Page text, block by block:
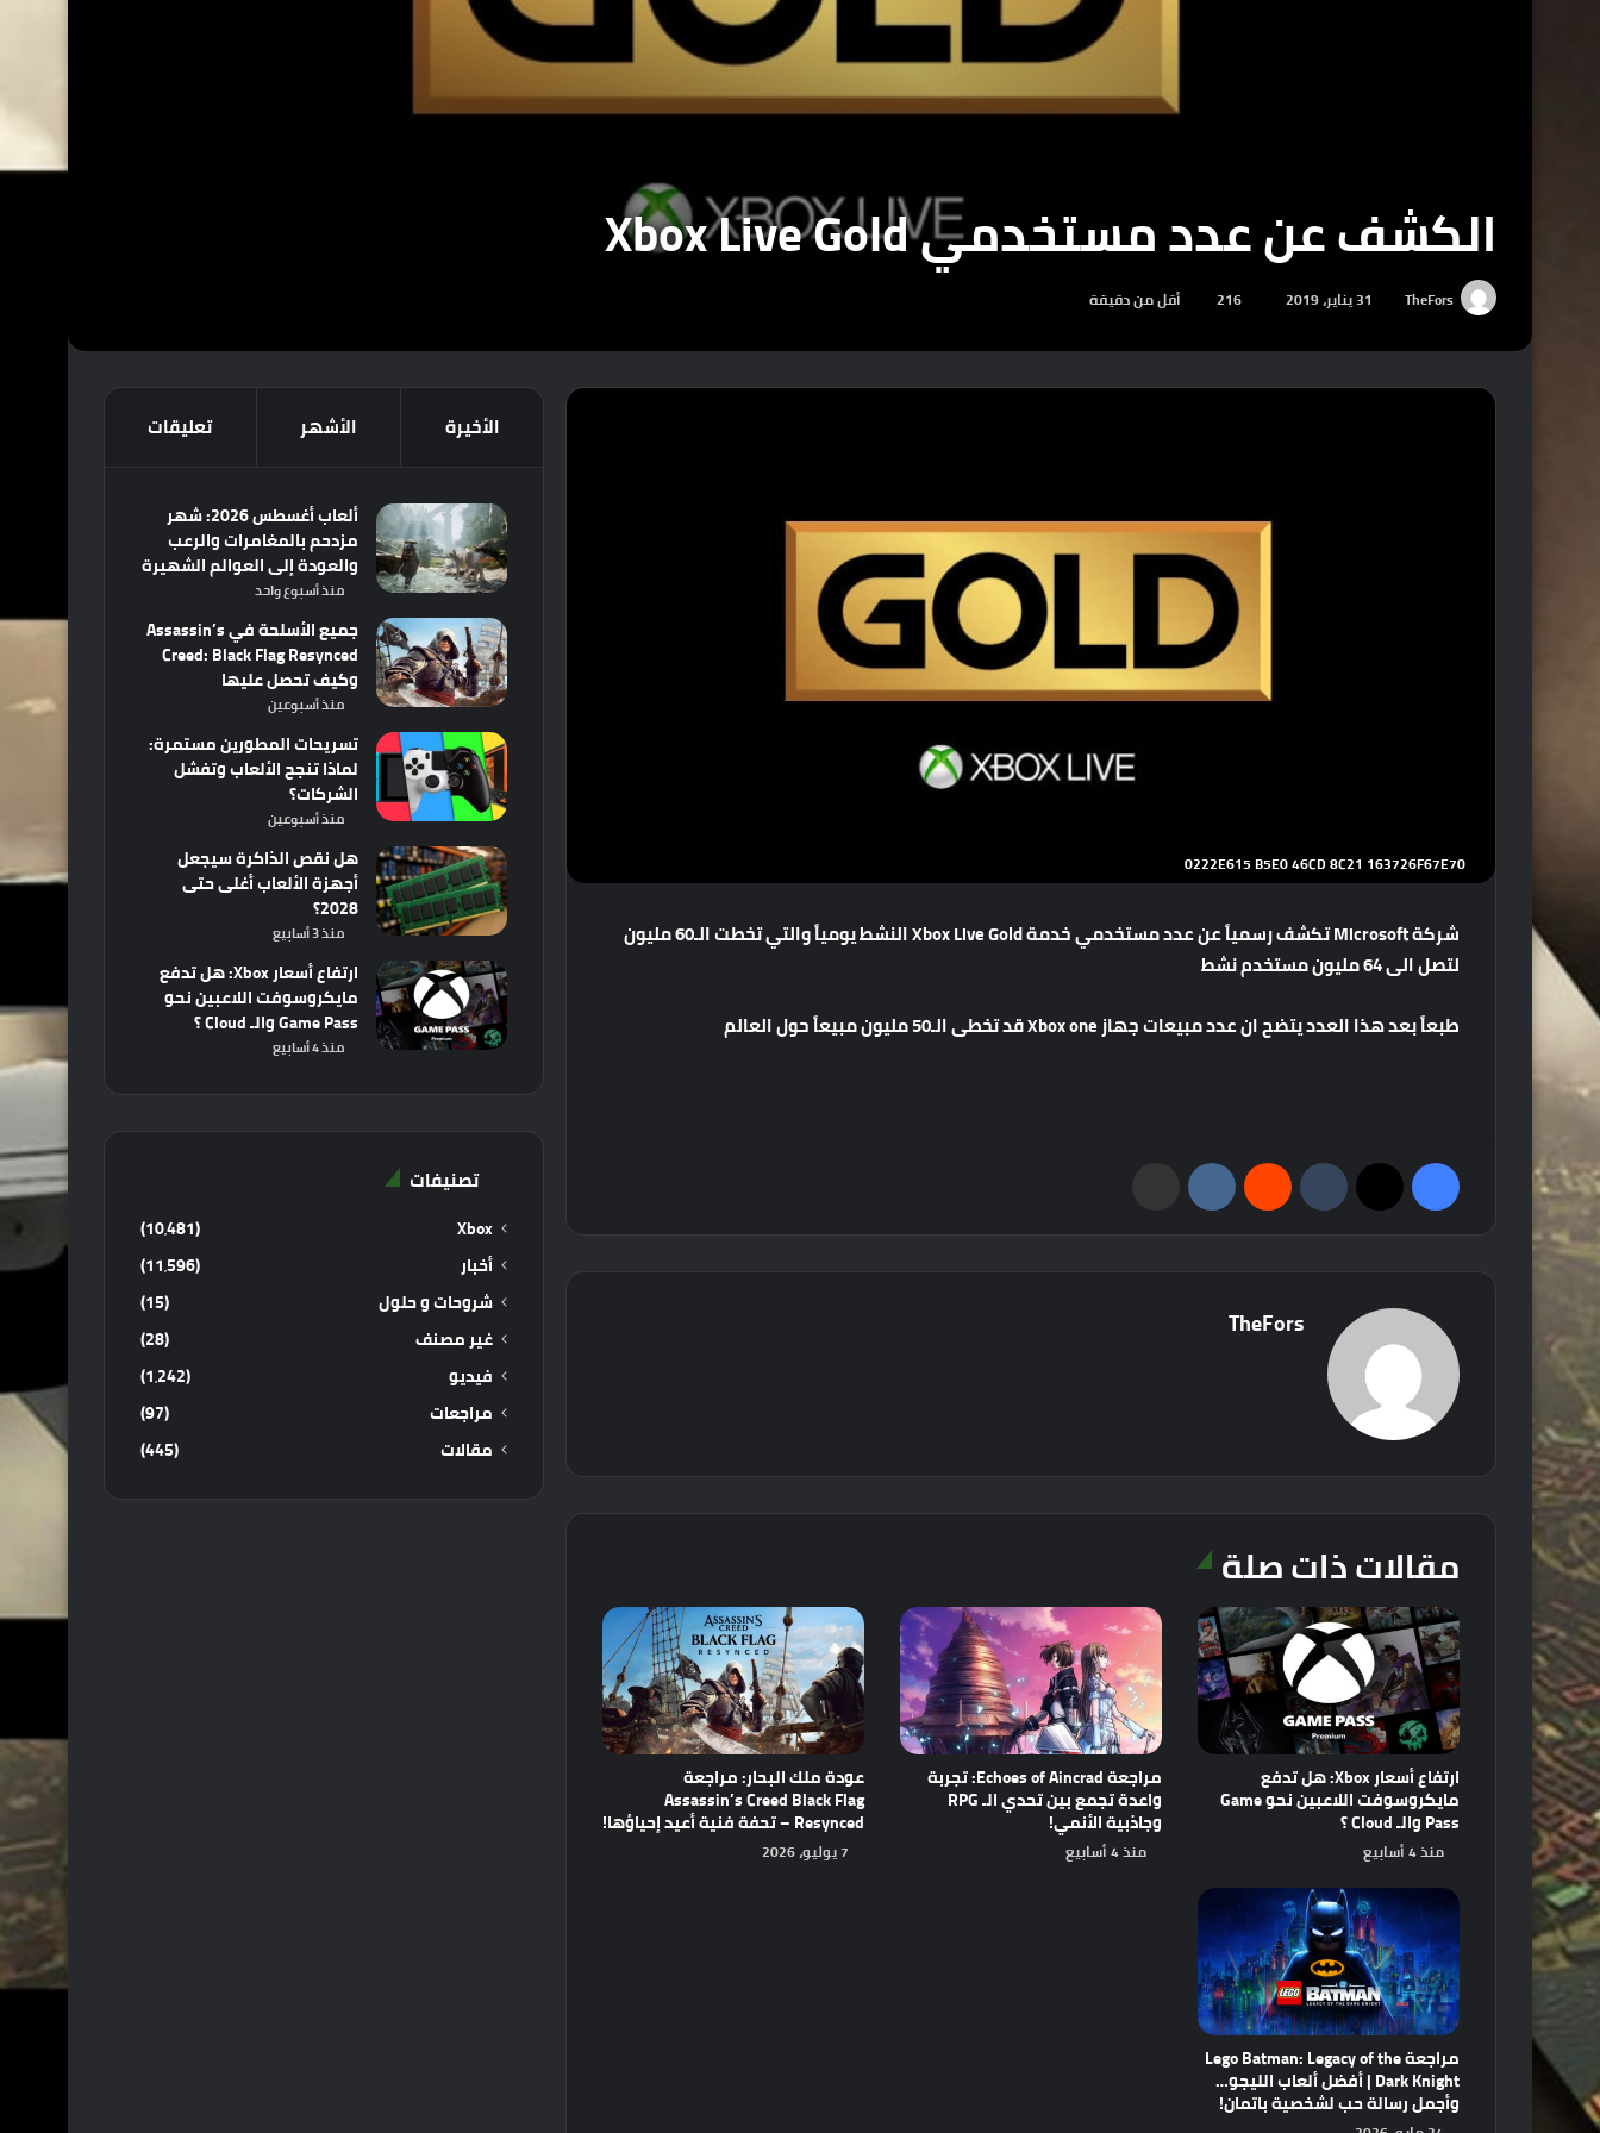
الكشف عن عدد مستخدمي Xbox Live Gold
TheFors 31 يناير، 2019 216 أقل من دقيقة
شركة Microsoft تكشف رسمياً عن عدد مستخدمي خدمة Xbox Live Gold النشط يومياً والتي تخطت الـ60 مليون
لتصل الى 64 مليون مستخدم نشط
طبعاً بعد هذا العدد يتضح ان عدد مبيعات جهاز Xbox one قد تخطى الـ50 مليون مبيعاً حول العالم
TheFors
مقالات ذات صلة
ارتفاع أسعار Xbox: هل تدفع
مايكروسوفت اللاعبين نحو Game
Pass والـ Cloud ؟
منذ 4 أسابيع
مراجعة Echoes of Aincrad: تجربة
واعدة تجمع بين تحدي الـ RPG
وجاذبية الأنمي!
منذ 4 أسابيع
عودة ملك البحار: مراجعة
Assassin’s Creed Black Flag
Resynced – تحفة فنية أعيد إحياؤها!
7 يوليو، 2026
مراجعة Lego Batman: Legacy of the
Dark Knight | أفضل ألعاب الليجو…
وأجمل رسالة حب لشخصية باتمان!
الأخيرة الأشهر تعليقات
ألعاب أغسطس 2026: شهر
مزدحم بالمغامرات والرعب
والعودة إلى العوالم الشهيرة
منذ أسبوع واحد
جميع الأسلحة في Assassin’s
Creed: Black Flag Resynced
وكيف تحصل عليها
منذ أسبوعين
تسريحات المطورين مستمرة:
لماذا تنجح الألعاب وتفشل
الشركات؟
منذ أسبوعين
هل نقص الذاكرة سيجعل
أجهزة الألعاب أغلى حتى
2028؟
منذ 3 أسابيع
ارتفاع أسعار Xbox: هل تدفع
مايكروسوفت اللاعبين نحو
Game Pass والـ Cloud ؟
منذ 4 أسابيع
تصنيفات
Xbox
(10٬481)
أخبار
(11٬596)
شروحات و حلول
(15)
غير مصنف
(28)
فيديو
(1٬242)
مراجعات
(97)
مقالات
(445)